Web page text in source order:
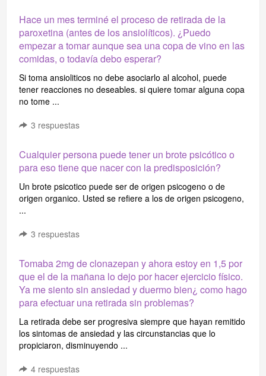
Hace un mes terminé el proceso de retirada de la
paroxetina (antes de los ansiolíticos). ¿Puedo
empezar a tomar aunque sea una copa de vino en las
comidas, o todavía debo esperar?
Si toma ansioliticos no debe asociarlo al alcohol, puede
tener reacciones no deseables. si quiere tomar alguna copa
no tome ...
3 respuestas
Cualquier persona puede tener un brote psicótico o
para eso tiene que nacer con la predisposición?
Un brote psicotico puede ser de origen psicogeno o de
origen organico. Usted se refiere a los de origen psicogeno,
...
3 respuestas
Tomaba 2mg de clonazepan y ahora estoy en 1,5 por
que el de la mañana lo dejo por hacer ejercicio físico.
Ya me siento sin ansiedad y duermo bien¿ como hago
para efectuar una retirada sin problemas?
La retirada debe ser progresiva siempre que hayan remitido
los sintomas de ansiedad y las circunstancias que lo
propiciaron, disminuyendo ...
4 respuestas